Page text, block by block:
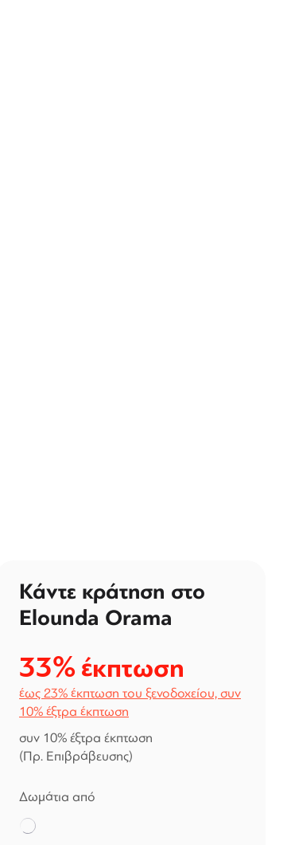
Κάντε κράτηση στο
Elounda Orama
33%έκπτωση
έως 23% έκπτωση του ξενοδοχείου, συν
10% έξτρα έκπτωση
συν 10% έξτρα έκπτωση
(Πρ. Επιβράβευσης)
Δωμάτια από